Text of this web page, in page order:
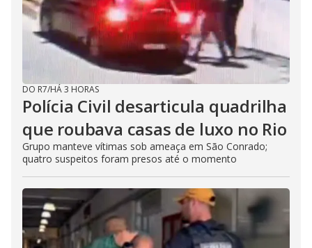
DO R7/HÁ 3 HORAS
Polícia Civil desarticula quadrilha
que roubava casas de luxo no Rio
Grupo manteve vítimas sob ameaça em São Conrado;
quatro suspeitos foram presos até o momento